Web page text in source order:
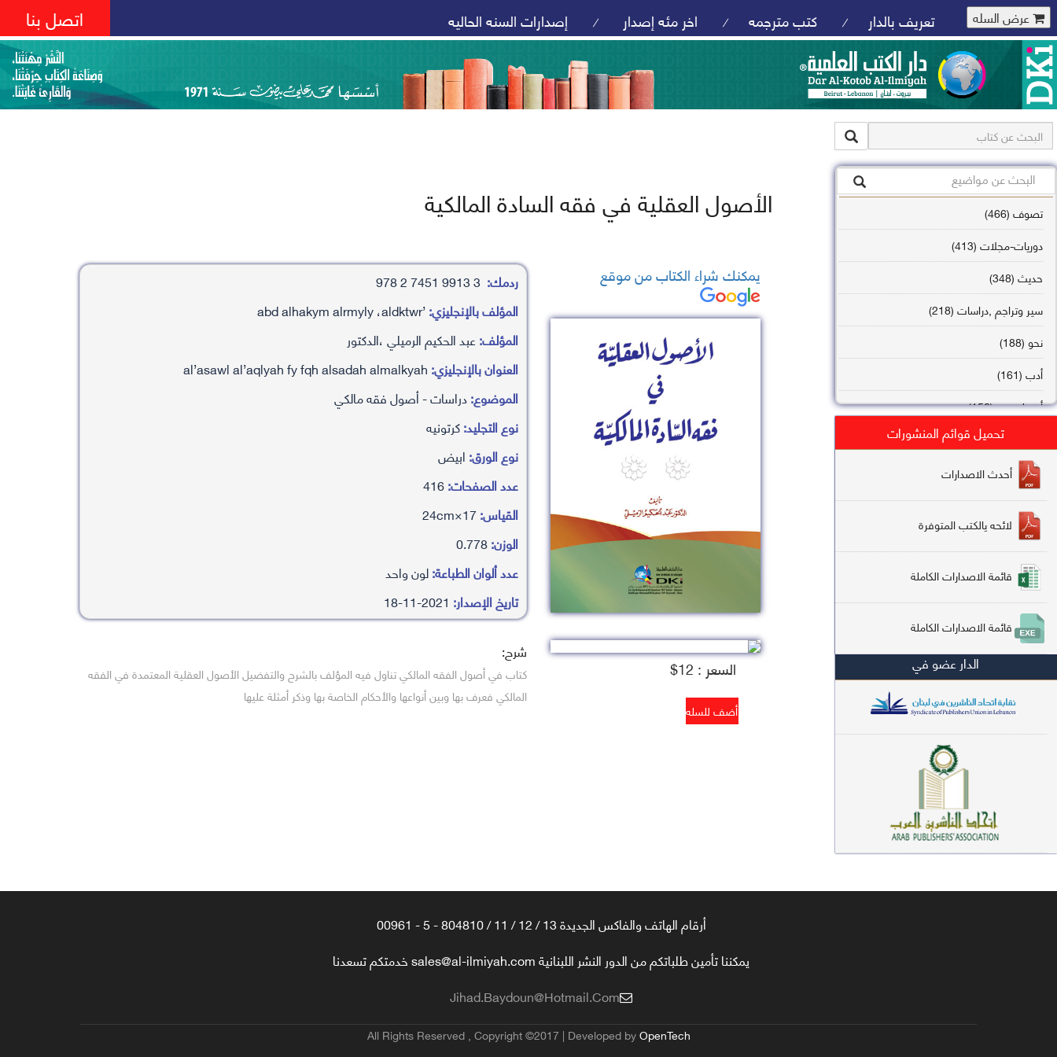
عرض السله تعريف بالدار / كتب مترجمه / اخر مئه إصدار / إصدارات السنه الحاليه اتصل بنا
تصوف (466)
دوريات-مجلات (413)
حديث (348)
سير وتراجم ,دراسات (218)
نحو (188)
أدب (161)
أصول فقه (158)
تاريخ (138)
فقه شافعي (132)
فقه حنفي (113)
فقه مالكي (112)
تفسير قرآن (106)
علم كلام (96)
أخلاق وتصوف (91)
سير وتراجم (90)
معاجم لغوية (89)
سيرة نبوية وتصوف (81)
دراسات إسلامية (75)
شعر (72)
علوم قرآن (66)
فقه عام وأحكام فقهية (62)
تحميل قوائم المنشورات
أحدث الاصدارات
لائحه يالكتب المتوفرة
قائمة الاصدارات الكاملة
قائمة الاصدارات الكاملة
الدار عضو في
الأصول العقلية في فقه السادة المالكية
يمكنك شراء الكتاب من موقع
السعر : 12$
ردمك:
المؤلف بالإنجليزي:’abd alhakym alrmyly ،aldktwr
المؤلف:عبد الحكيم الرميلي ،الدكتور
العنوان بالإنجليزي:
الموضوع:دراسات - أصول فقه مالكي
نوع التجليد:كرتونيه
نوع الورق:ابيض
عدد الصفحات:416
القياس:17×24cm
الوزن:0.778
عدد ألوان الطباعة:لون واحد
تاريخ الإصدار:
شرح:
كتاب في أصول الفقه المالكي تناول فيه المؤلف بالشرح والتفضيل الأصول العقلية المعتمدة في الفقه
المالكي فعرف بها وبين أنواعها والأحكام الخاصة بها وذكر أمثلة عليها
أرقام الهاتف والفاكس الجديدة 13 / 12 / 11 / 804810 - 5 - 00961
يمكننا تأمين طلباتكم من الدور النشر اللبنانية sales@al-ilmiyah.com خدمتكم تسعدنا
Jihad.baydoun@hotmail.com
All Rights Reserved , Copyright ©2017 | Developed byOpenTech